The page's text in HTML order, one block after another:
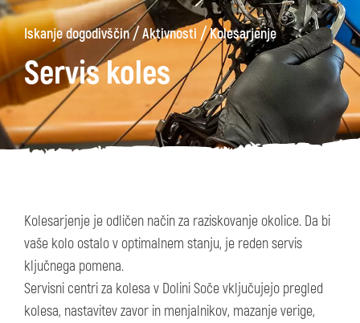
Iskanje dogodivščin/Aktivnosti /Kolesarjenje
Servis koles
Kolesarjenje je odličen način za raziskovanje okolice. Da bi
vaše kolo ostalo v optimalnem stanju, je reden servis
ključnega pomena.
Servisni centri za kolesa v Dolini Soče vključujejo pregled
kolesa, nastavitev zavor in menjalnikov, mazanje verige,